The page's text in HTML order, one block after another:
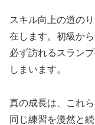
スキル向上の道の
在します。初級か
必ず訪れるスラン
しまいます。
真の成長は、これ
同じ練習を漫然と